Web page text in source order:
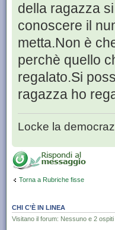
della ragazza
conoscere il
metta.Non è
perchè quello
regalato.Si
ragazza ho
Locke la
Torna a Rubriche fisse
CHI C’È IN LINEA
Visitano il forum: Nessuno e 2 ospiti